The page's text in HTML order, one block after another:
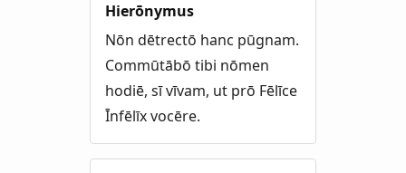
Hierōnymus
Nōn dētrectō hanc pūgnam.
Commūtābō tibi nōmen
hodiē, sī vīvam, ut prō Fēlīce
Īnfēlīx vocēre.